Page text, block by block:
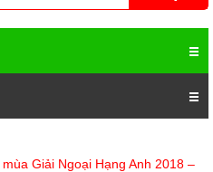
Giải Ngoại Hạng Anh 2018 –